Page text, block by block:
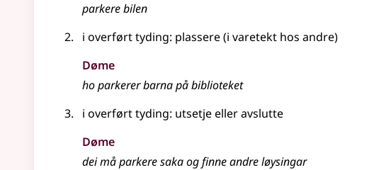
parkere bilen
i overført tyding: plassere (i varetekt hos andre)
Døme
ho parkerer barna på biblioteket
i overført tyding: utsetje eller avslutte
Døme
dei må parkere saka og finne andre løysingar